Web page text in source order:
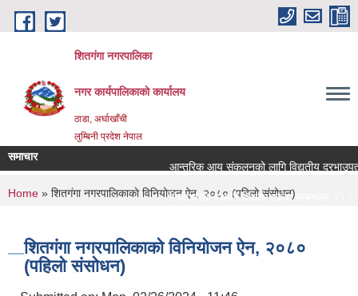
Skip to main content
शितगंगा नगरपालिका
नगर कार्यपालिकाकाे कार्यालय
ठाडा, अर्घाखाँची
लुम्बिनी प्रदेश नेपाल
समाचार
आन्तरिक आय संकलनको लागि विद्युतीय
रिक्त पदमा स्थायी शिक्षक सरुवा सम्बन्धमा ।।।
You are here
Home » शितगंगा नगरपालिकाकाे विनियोजन ऐन, २०८० (पहिलो संसोधन)
शितगंगा नगरपालिकाकाे विनियोजन ऐन, २०८०
(पहिलो संसोधन)